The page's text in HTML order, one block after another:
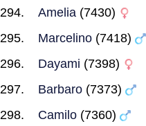
Amelia (7430)
Marcelino (7418)
Dayami (7398)
Barbaro (7373)
Camilo (7360)